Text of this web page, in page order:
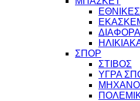
ΔΙΑΦΟΡΑ
ΣΠΟΡ
ΣΤΙΒΟΣ
ΥΓΡΑ